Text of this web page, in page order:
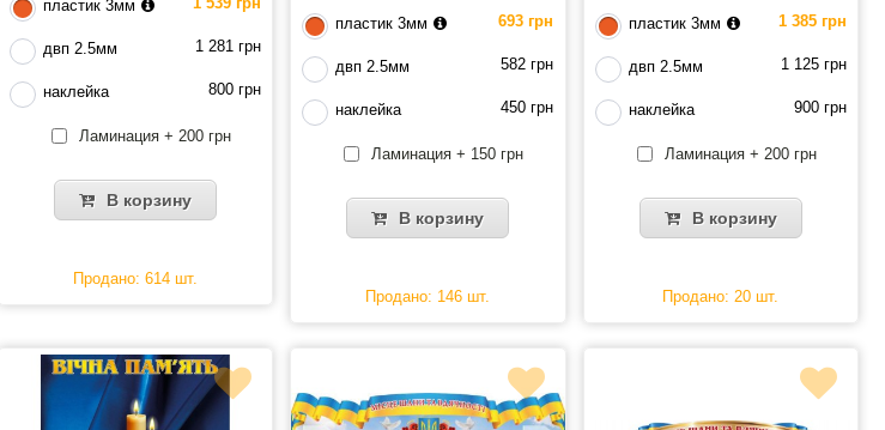
пластик 3мм
двп 2.5мм 1 281 грн
наклейка 800 грн
Ламинация + 200 грн
В корзину
Продано: 614 шт.
пластик 3мм 693 грн
двп 2.5мм 582 грн
наклейка 450 грн
Ламинация + 150 грн
В корзину
Продано: 146 шт.
пластик 3мм 1 385 грн
двп 2.5мм 1 125 грн
наклейка 900 грн
Ламинация + 200 грн
В корзину
Продано: 20 шт.